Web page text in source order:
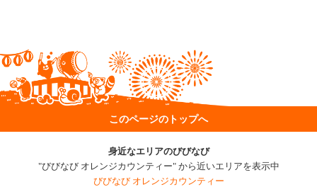
このページのトップへ
身近なエリアのびびなび
"びびなび オレンジカウンティー" から近いエリアを表示中
びびなび オレンジカウンティー